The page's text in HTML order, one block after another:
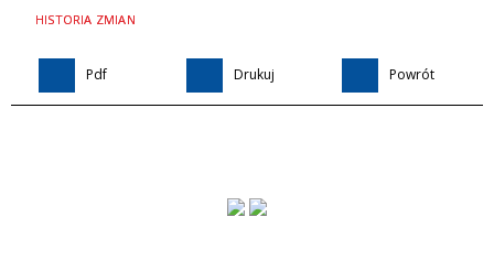
HISTORIA ZMIAN
Pdf Drukuj Powrót